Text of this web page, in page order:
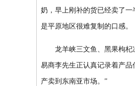
奶，早上刚补的货已经卖了
是平原地区很难复制的口感。
龙羊峡三文鱼、黑果枸杞
易商李先生正认真记录着产
产卖到东南亚市场。”